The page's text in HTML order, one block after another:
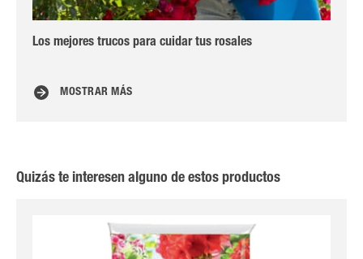
Los mejores trucos para cuidar tus rosales
MOSTRAR MÁS
Quizás te interesen alguno de estos productos